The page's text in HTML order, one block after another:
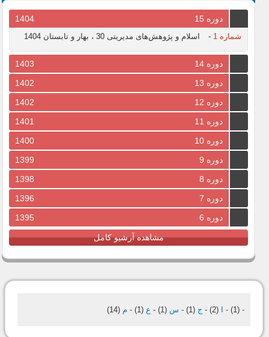
دوره 15 1404
شماره 1 - اسلام و پژوهش‌های مدیریتی 30 ، بهار و تابستان 1404
دوره 14
1403
دوره 13
1402
دوره 12
1402
دوره 11
1401
دوره 10
1400
دوره 9
1399
دوره 8
1398
دوره 7
1396
دوره 6
1395
مشاهده آرشیو کامل
-
(1)
- ا (2)
- ج (1)
- س (1)
- ع (1)
- م (14)